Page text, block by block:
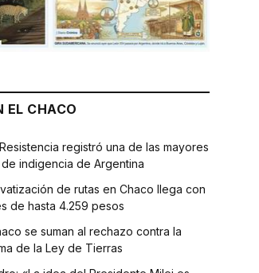
EL CHACO
registró una de las mayores
de indigencia de Argentina
de rutas en Chaco llega con
de hasta 4.259 pesos
se suman al rechazo contra la
de la Ley de Tierras